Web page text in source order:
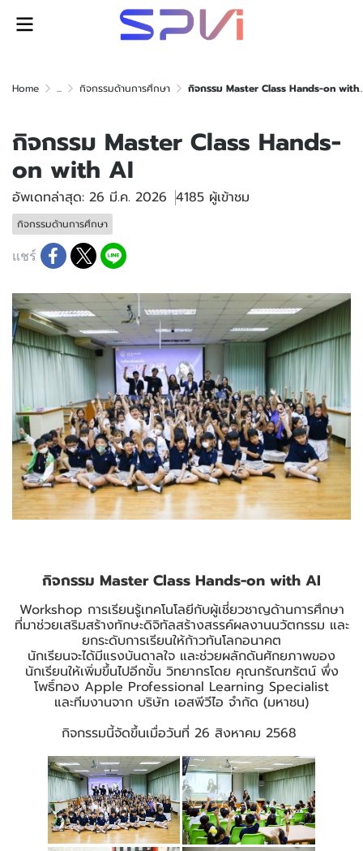
Home ... กิจกรรมด้านการศึกษา กิจกรรม Master Class Hands-on with AI
กิจกรรม Master Class Hands-
on with AI
อัพเดทล่าสุด: 26 มี.ค. 2026 4185 ผู้เข้าชม
กิจกรรมด้านการศึกษา
แชร์
กิจกรรม Master Class Hands-on with AI
Workshop การเรียนรู้เทคโนโลยีกับผู้เชี่ยวชาญด้านการศึกษา
ที่มาช่วยเสริมสร้างทักษะดิจิทัลสร้างสรรค์ผลงานนวัตกรรม และ
ยกระดับการเรียนให้ก้าวทันโลกอนาคต
นักเรียนจะได้มีแรงบันดาลใจ และช่วยผลักดันศักยภาพของ
นักเรียนให้เพิ่มขึ้นไปอีกขั้น วิทยากรโดย คุณกรัณฑรัตน์ พึ่ง
โพธิ์ทอง Apple Professional Learning Specialist
และทีมงานจาก บริษัท เอสพีวีไอ จำกัด (มหาชน)
กิจกรรมนี้จัดขึ้นเมื่อวันที่ 26 สิงหาคม 2568